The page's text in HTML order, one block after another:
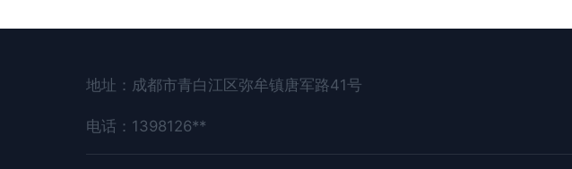
地址：成都市青白江区弥牟镇唐军路41号
电话：1398126**